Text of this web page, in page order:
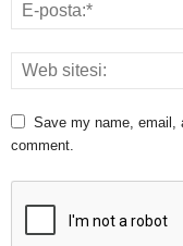
Save my name, email,
comment.